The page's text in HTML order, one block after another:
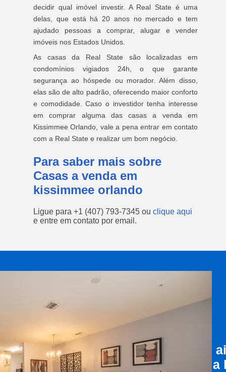
decidir qual imóvel investir. A Real State é uma
delas, que está há 20 anos no mercado e tem
ajudado pessoas a comprar, alugar e vender
imóveis nos Estados Unidos.
As casas da Real State são localizadas em
condomínios vigiados 24h, o que garante
segurança ao hóspede ou morador. Além disso,
elas são de alto padrão, oferecendo maior conforto
e comodidade. Caso o investidor tenha interesse
em comprar alguma das casas a venda em
Kissimmee Orlando, vale a pena entrar em contato
com a Real State e realizar um bom negócio.
Para saber mais sobre
Casas a venda em
kissimmee orlando
Ligue para +1 (407) 793-7345 ou clique aqui
e entre em contato por email.
a